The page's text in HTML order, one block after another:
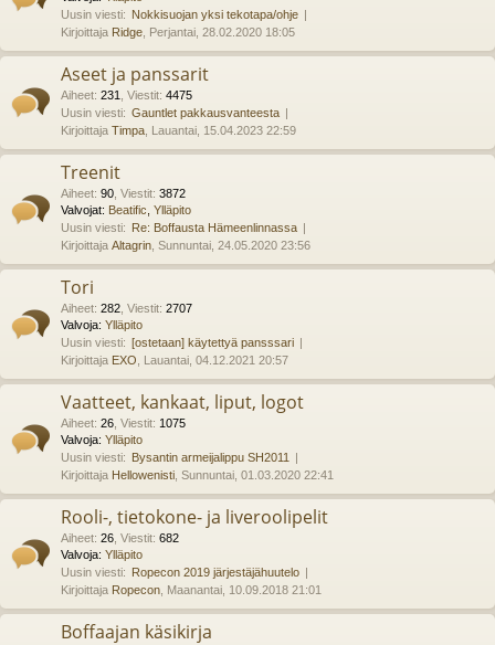
Uusin viesti: Nokkisuojan yksi tekotapa/ohje
Kirjoittaja Ridge , Perjantai, 28.02.2020 18:05
Aseet ja panssarit
Aiheet: 231 Viestit: 4475
Uusin viesti: Gauntlet pakkausvanteesta
Kirjoittaja Timpa , Lauantai, 15.04.2023 22:59
Treenit
Aiheet: 90 Viestit: 3872
Valvojat: Beatific Ylläpito
Uusin viesti: Re: Boffausta Hämeenlinnassa
Kirjoittaja Altagrin , Sunnuntai, 24.05.2020 23:56
Tori
Aiheet: 282 Viestit: 2707
Valvoja: Ylläpito
Uusin viesti: [ostetaan] käytettyä pansssari
Kirjoittaja EXO , Lauantai, 04.12.2021 20:57
Vaatteet, kankaat, liput, logot
Aiheet: 26 Viestit: 1075
Valvoja: Ylläpito
Uusin viesti: Bysantin armeijalippu SH2011
Kirjoittaja Hellowenisti , Sunnuntai, 01.03.2020 22:41
Rooli-, tietokone- ja liveroolipelit
Aiheet: 26 Viestit: 682
Valvoja: Ylläpito
Uusin viesti: Ropecon 2019 järjestäjähuutelo
Kirjoittaja Ropecon , Maanantai, 10.09.2018 21:01
Boffaajan käsikirja